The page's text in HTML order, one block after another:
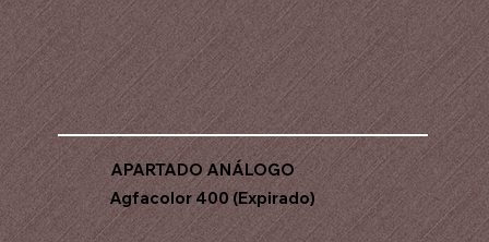
APARTADO ANÁLOGO
Agfacolor 400 (Expirado)